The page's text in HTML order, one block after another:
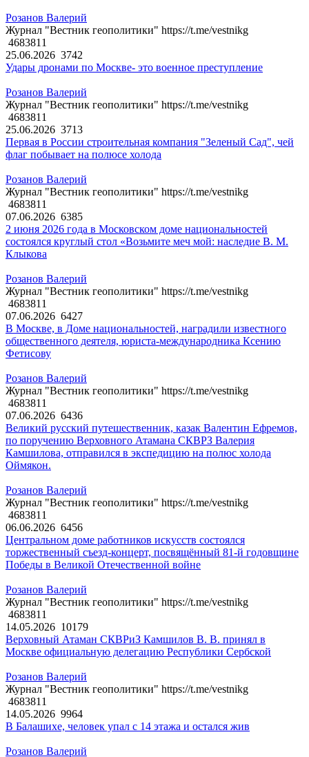
Розанов Валерий
Журнал "Вестник геополитики" https://t.me/vestnikg
4683811
25.06.2026 3742
Удары дронами по Москве- это военное преступление
Розанов Валерий
Журнал "Вестник геополитики" https://t.me/vestnikg
4683811
25.06.2026 3713
Первая в России строительная компания "Зеленый Сад", чей
флаг побывает на полюсе холода
Розанов Валерий
Журнал "Вестник геополитики" https://t.me/vestnikg
4683811
07.06.2026 6385
2 июня 2026 года в Московском доме национальностей
состоялся круглый стол «Возьмите меч мой: наследие В. М.
Клыкова
Розанов Валерий
Журнал "Вестник геополитики" https://t.me/vestnikg
4683811
07.06.2026 6427
В Москве, в Доме национальностей, наградили известного
общественного деятеля, юриста-международника Ксению
Фетисову
Розанов Валерий
Журнал "Вестник геополитики" https://t.me/vestnikg
4683811
07.06.2026 6436
Великий русский путешественник, казак Валентин Ефремов,
по поручению Верховного Атамана СКВРЗ Валерия
Камшилова, отправился в экспедицию на полюс холода
Оймякон.
Розанов Валерий
Журнал "Вестник геополитики" https://t.me/vestnikg
4683811
06.06.2026 6456
Центральном доме работников искусств состоялся
торжественный съезд-концерт, посвящённый 81-й годовщине
Победы в Великой Отечественной войне
Розанов Валерий
Журнал "Вестник геополитики" https://t.me/vestnikg
4683811
14.05.2026 10179
Верховный Атаман СКВРиЗ Камшилов В. В. принял в
Москве официальную делегацию Республики Сербской
Розанов Валерий
Журнал "Вестник геополитики" https://t.me/vestnikg
4683811
14.05.2026 9964
В Балашихе, человек упал с 14 этажа и остался жив
Розанов Валерий